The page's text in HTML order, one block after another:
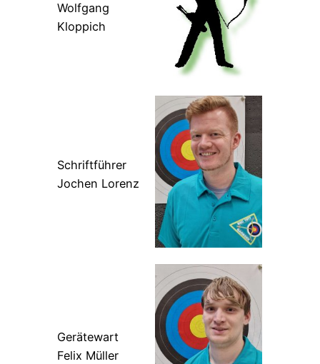
Wolfgang
Kloppich
Schriftführer
Jochen Lorenz
Gerätewart
Felix Müller